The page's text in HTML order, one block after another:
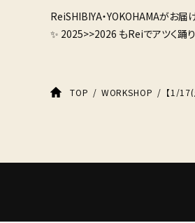
ReiSHIBIYA・YOKOHAMAがお届
✨ 2025>>2026 もReiでアツく踊り
TOP WORKSHOP